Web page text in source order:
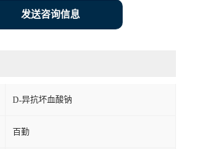
发送咨询信息
D-异抗坏血酸钠
百勤